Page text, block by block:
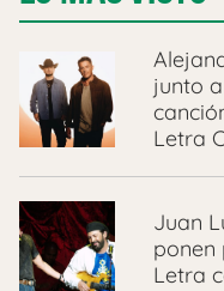
junto
Letra
Juan
ponen
Letra